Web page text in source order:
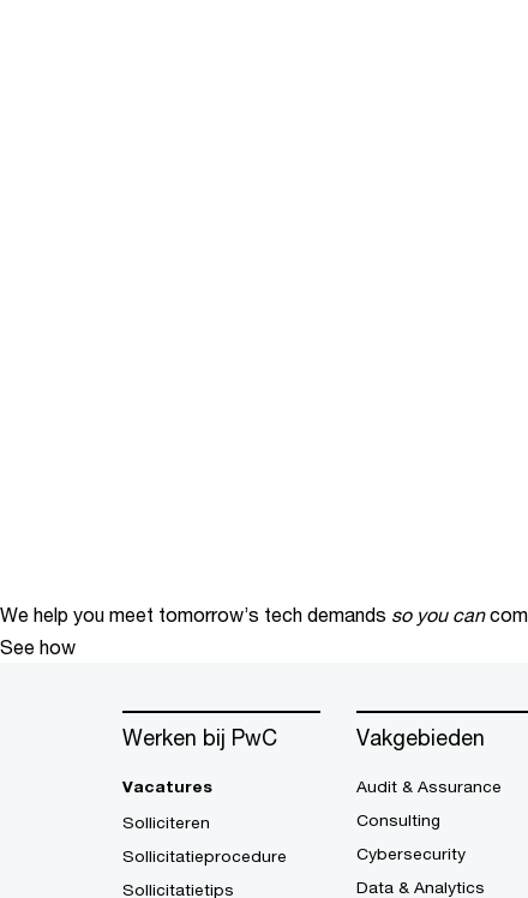
We help you meet tomorrow’s tech demands so you can
See how
Werken bij PwC
Vacatures
Solliciteren
Sollicitatieprocedure
Sollicitatietips
Vakgebieden
Audit & Assurance
Consulting
Cybersecurity
Data & Analytics